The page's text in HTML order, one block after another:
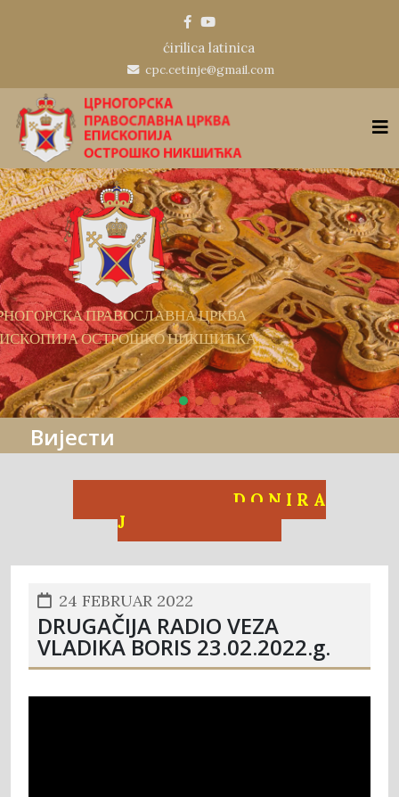
ćirilica latinica
cpc.cetinje@gmail.com
Вијести
D O N I R A
J
24 FEBRUAR 2022
DRUGAČIJA RADIO VEZA
VLADIKA BORIS 23.02.2022.g.